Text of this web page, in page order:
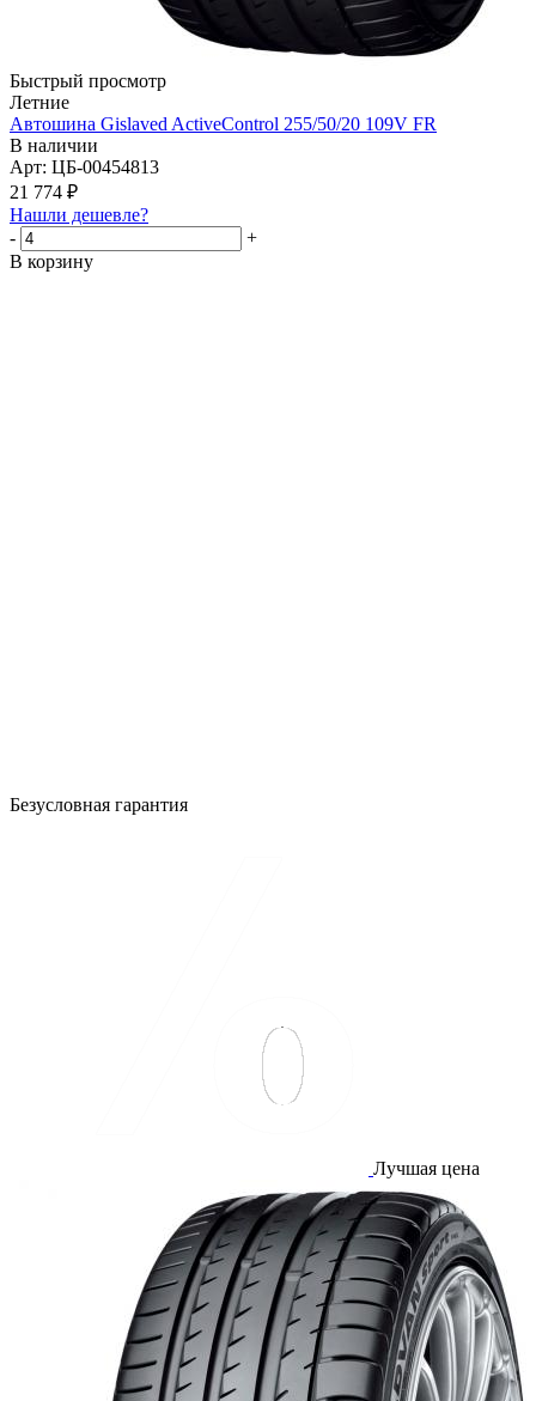
Быстрый просмотр
Летние
Автошина Gislaved ActiveControl 255/50/20 109V FR
В наличии
Арт: ЦБ-00454813
21 774 ₽
Нашли дешевле?
-
+
В корзину
Безусловная гарантия
Лучшая цена